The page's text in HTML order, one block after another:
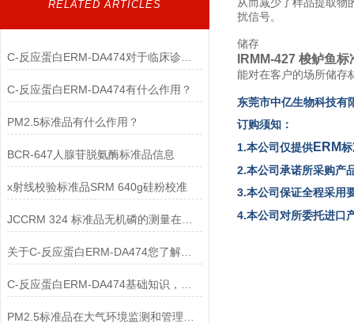
RELATED ARTICLES
C-反应蛋白ERM-DA474对于临床诊断至关重要
C-反应蛋白ERM-DA474有什么作用？
PM2.5标准品有什么作用？
BCR-647人腺苷脱氨酶标准品信息
x射线校验标准品SRM 640g硅粉校准
JCCRM 324 标准品无机磷的测量在血清制备
关于C-反应蛋白ERM-DA474您了解多少？
扰信号。
储存
IRMM-427 梭鲈鱼标
能对在客户的场所储存
东莞市中亿生物科技有
订购须知：
1.本公司仅提供ERM
2.本公司承诺所采购产
3.本公司保证全程采用
4.本公司对所委托进口